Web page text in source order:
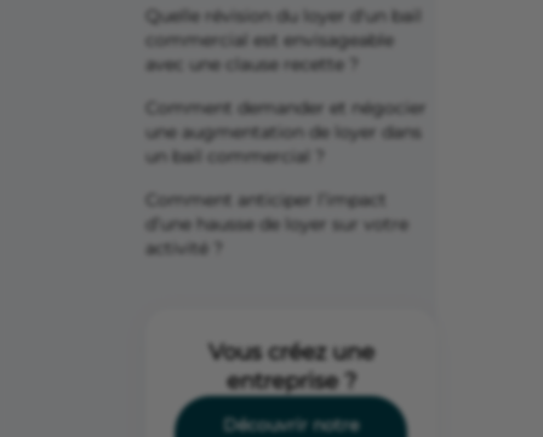
Quelle révision du loyer d'un bail
commercial est envisageable
avec une clause recette ?
Comment demander et négocier
une augmentation de loyer dans
un bail commercial ?
Comment anticiper l’impact
d’une hausse de loyer sur votre
activité ?
Vous créez une
entreprise ?
Découvrir notre